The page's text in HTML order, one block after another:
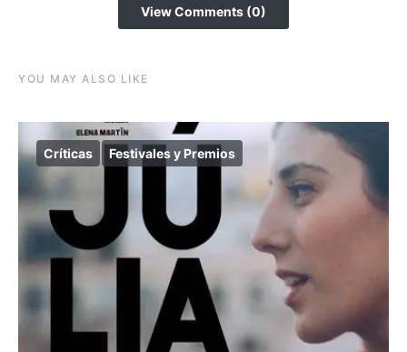
View Comments (0)
YOU MAY ALSO LIKE
Críticas Festivales y Premios